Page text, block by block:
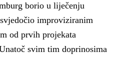
borio u liječenju
improviziranim
od prvih projekata
svim tim doprinosima